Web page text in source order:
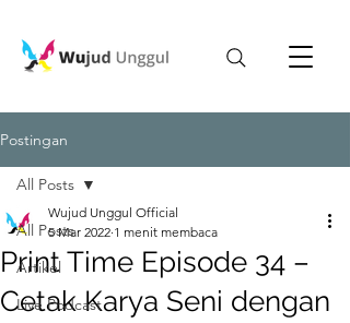
Postingan
All Posts
Artikel
Live Podcast
All Posts
Print Time Episode 34 –
Cetak Karya Seni dengan
Wujud Unggul Official
5 Mar 2022 1 menit membaca